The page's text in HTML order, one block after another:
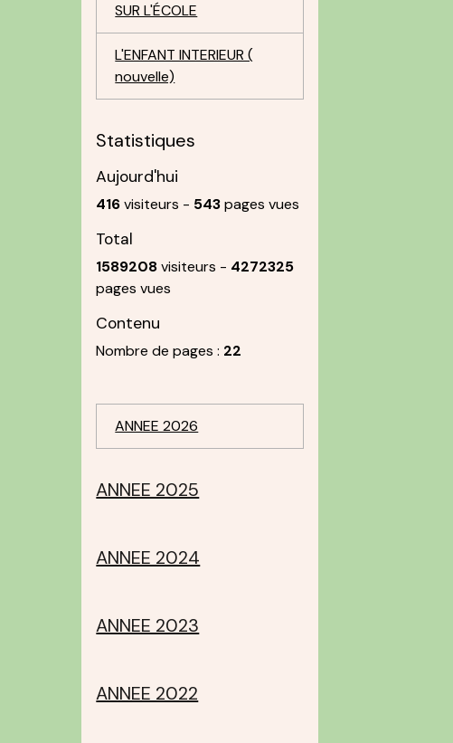
SUR L'ÉCOLE
L'ENFANT INTERIEUR (
nouvelle)
Statistiques
Aujourd'hui
416visiteurs - 543pages vues
Total
1589208visiteurs - 4272325
pages vues
Contenu
Nombre de pages : 22
ANNEE 2026
ANNEE 2025
ANNEE 2024
ANNEE 2023
ANNEE 2022